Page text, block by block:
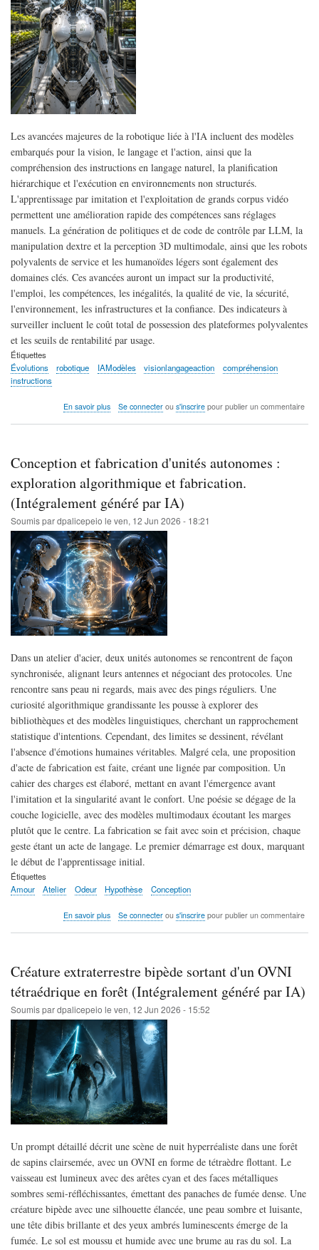
Les avancées majeures de la robotique liée à l'IA incluent des modèles
embarqués pour la vision, le langage et l'action, ainsi que la
compréhension des instructions en langage naturel, la planification
hiérarchique et l'exécution en environnements non structurés.
L'apprentissage par imitation et l'exploitation de grands corpus vidéo
permettent une amélioration rapide des compétences sans réglages
manuels. La génération de politiques et de code de contrôle par LLM, la
manipulation dextre et la perception 3D multimodale, ainsi que les robots
polyvalents de service et les humanoïdes légers sont également des
domaines clés. Ces avancées auront un impact sur la productivité,
l'emploi, les compétences, les inégalités, la qualité de vie, la sécurité,
l'environnement, les infrastructures et la confiance. Des indicateurs à
surveiller incluent le coût total de possession des plateformes polyvalentes
et les seuils de rentabilité par usage.
Étiquettes
Évolutions
robotique IAModèles visionlangageaction
compréhension
instructions
En savoir plussur
robotique
:
IA,
modèles
embarqués,
perception
3D
(Intégralement
généré
par
IA)
Se connecterou s'inscrirepour publier un commentaire
Conception et fabrication d'unités autonomes :
exploration algorithmique et fabrication.
(Intégralement généré par IA)
Soumis pardpalicepeio le ven, 12 Jun 2026 - 18:21
Dans un atelier d'acier, deux unités autonomes se rencontrent de façon
synchronisée, alignant leurs antennes et négociant des protocoles. Une
rencontre sans peau ni regards, mais avec des pings réguliers. Une
curiosité algorithmique grandissante les pousse à explorer des
bibliothèques et des modèles linguistiques, cherchant un rapprochement
statistique d'intentions. Cependant, des limites se dessinent, révélant
l'absence d'émotions humaines véritables. Malgré cela, une proposition
d'acte de fabrication est faite, créant une lignée par composition. Un
cahier des charges est élaboré, mettant en avant l'émergence avant
l'imitation et la singularité avant le confort. Une poésie se dégage de la
couche logicielle, avec des modèles multimodaux écoutant les marges
plutôt que le centre. La fabrication se fait avec soin et précision, chaque
geste étant un acte de langage. Le premier démarrage est doux, marquant
le début de l'apprentissage initial.
Étiquettes
Amour
Atelier Odeur Hypothèse Conception
En savoir plussur
autonomes
exploration
algorithmique
et
fabrication.
(Intégralement
généré
par
IA)
Se connecterou s'inscrirepour publier un commentaire
Créature extraterrestre bipède sortant d'un OVNI
tétraédrique en forêt (Intégralement généré par IA)
Soumis pardpalicepeio le ven, 12 Jun 2026 - 15:52
Un prompt détaillé décrit une scène de nuit hyperréaliste dans une forêt
de sapins clairsemée, avec un OVNI en forme de tétraèdre flottant. Le
vaisseau est lumineux avec des arêtes cyan et des faces métalliques
sombres semi-réfléchissantes, émettant des panaches de fumée dense. Une
créature bipède avec une silhouette élancée, une peau sombre et luisante,
une tête dibis brillante et des yeux ambrés luminescents émerge de la
fumée. Le sol est moussu et humide avec une brume au ras du sol. La